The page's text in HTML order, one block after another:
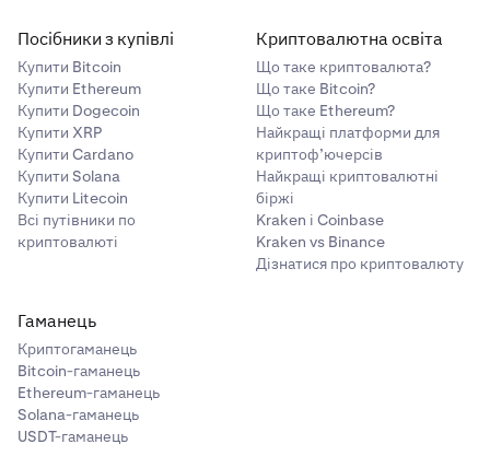
Посібники з купівлі
Купити Bitcoin
Купити Ethereum
Купити Dogecoin
Купити XRP
Купити Cardano
Купити Solana
Купити Litecoin
Всі путівники по
криптовалюті
Криптовалютна освіта
Що таке криптовалюта?
Що таке Bitcoin?
Що таке Ethereum?
Найкращі платформи для
криптоф’ючерсів
Найкращі криптовалютні
біржі
Kraken і Coinbase
Kraken vs Binance
Дізнатися про криптовалюту
Гаманець
Криптогаманець
Bitcoin-гаманець
Ethereum-гаманець
Solana-гаманець
USDT-гаманець